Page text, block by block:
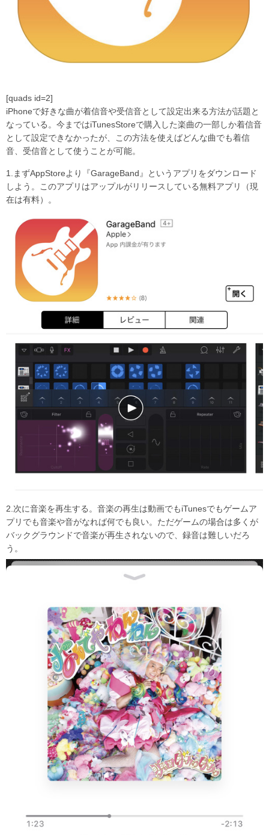
[quads id=2]
iPhoneで好きな曲が着信音や受信音として設定出来る方法が話題と
なっている。今まではiTunesStoreで購入した楽曲の一部しか着信音
として設定できなかったが、この方法を使えばどんな曲でも着信
音、受信音として使うことが可能。
1.まずAppStoreより『GarageBand』というアプリをダウンロード
しよう。このアプリはアップルがリリースしている無料アプリ（現
在は有料）。
2.次に音楽を再生する。音楽の再生は動画でもiTunesでもゲームア
プリでも音楽や音がなれば何でも良い。ただゲームの場合は多くが
バックグラウンドで音楽が再生されないので、録音は難しいだろ
う。